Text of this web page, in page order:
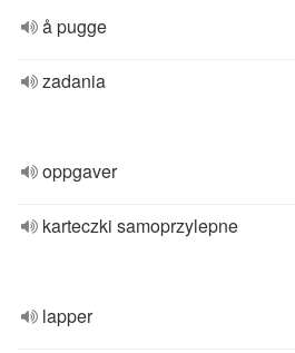
å pugge
zadania
oppgaver
karteczki samoprzylepne
lapper